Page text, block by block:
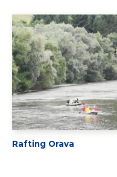
Rafting Orava